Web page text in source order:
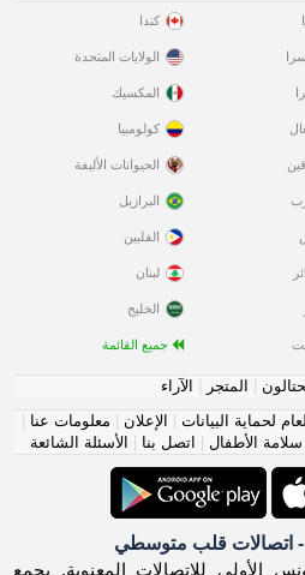
كندا
الولايات المتحدة
المكسيك
كولومبيا
الحيوانات الأليفة
البرازيل
الفلبين
لبنان
الخليج
جميع القائمة
المتجر
الآراء
لحماية البيانات
الإعلان معلومات عنا
سلامة الأطفال اتصل بنا الأسئلة الشائعة
اتصالات قلب متوسطي
الأولى للاتصالات المعنوية. يجمع